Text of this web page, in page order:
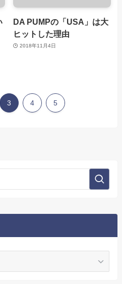
DA PUMPの「USA」は大
ヒットした理由
2018年11月4日
3 4 5